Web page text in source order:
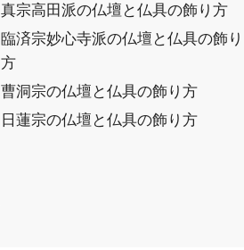
真宗高田派の仏壇と仏具の飾り方
臨済宗妙心寺派の仏壇と仏具の飾り
方
曹洞宗の仏壇と仏具の飾り方
日蓮宗の仏壇と仏具の飾り方